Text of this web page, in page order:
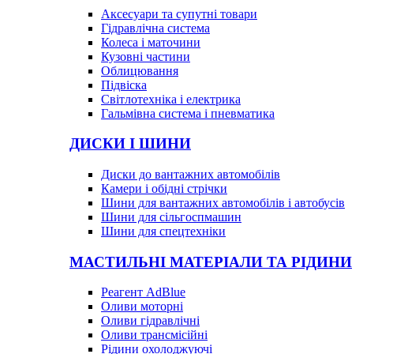
Аксесуари та супутні товари
Гідравлічна система
Колеса і маточини
Кузовні частини
Облицювання
Підвіска
Світлотехніка і електрика
Гальмівна система і пневматика
ДИСКИ І ШИНИ
Диски до вантажних автомобілів
Камери і обідні стрічки
Шини для вантажних автомобілів і автобусів
Шини для сільгоспмашин
Шини для спецтехніки
МАСТИЛЬНІ МАТЕРІАЛИ ТА РІДИНИ
Реагент AdBlue
Оливи моторні
Оливи гідравлічні
Оливи трансмісійні
Рідини охолоджуючі